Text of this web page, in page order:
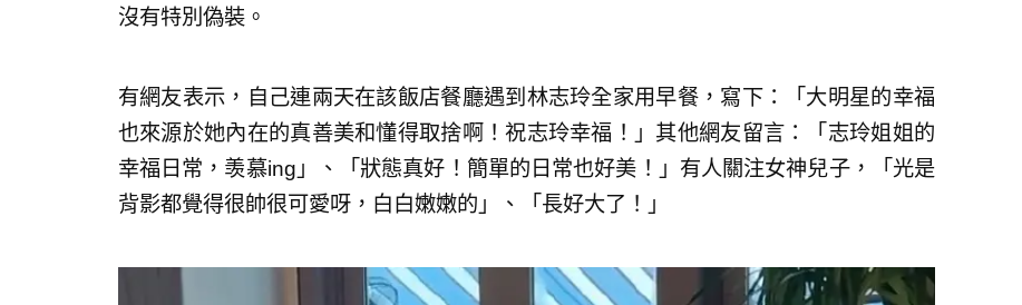
沒有特別偽裝。
有網友表示，自己連兩天在該飯店餐廳遇到林志玲全家用早餐，寫下：「大明星的幸福
也來源於她內在的真善美和懂得取捨啊！祝志玲幸福！」其他網友留言：「志玲姐姐的
幸福日常，羡慕ing」、「狀態真好！簡單的日常也好美！」有人關注女神兒子，「光是
背影都覺得很帥很可愛呀，白白嫩嫩的」、「長好大了！」